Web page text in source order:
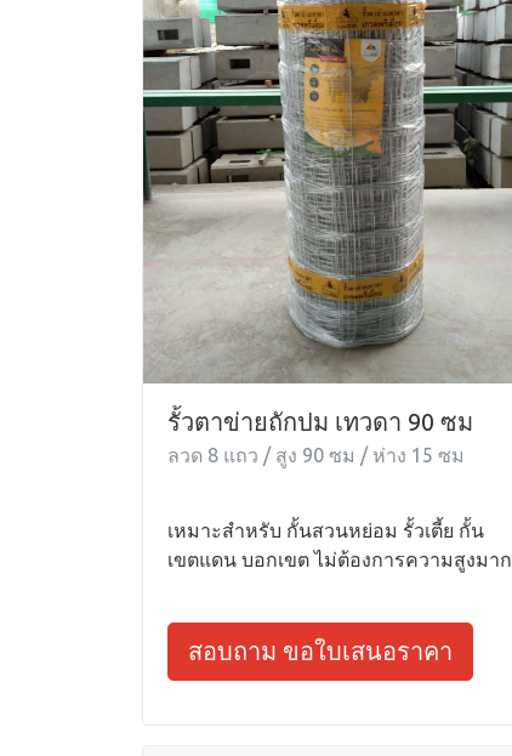
รั้วตาข่ายถักปม เทวดา 90 ซม
ลวด 8 แถว / สูง 90 ซม / ห่าง 15 ซม
เหมาะสำหรับ กั้นสวนหย่อม รั้วเตี้ย กั้น
เขตแดน บอกเขต ไม่ต้องการความสูงมาก
สอบถาม ขอใบเสนอราคา